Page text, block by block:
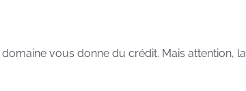
vous donne du crédit. Mais attention, la